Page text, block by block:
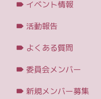
イベント情報
活動報告
よくある質問
委員会メンバー
新規メンバー募集